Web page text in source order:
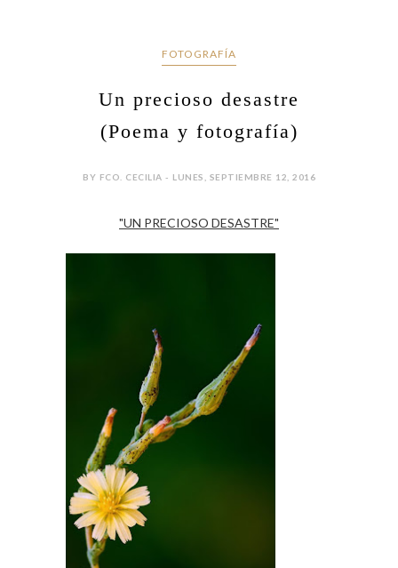
FOTOGRAFÍA
Un precioso desastre
(Poema y fotografía)
BY FCO. CECILIA - LUNES, SEPTIEMBRE 12, 2016
"UN PRECIOSO DESASTRE"